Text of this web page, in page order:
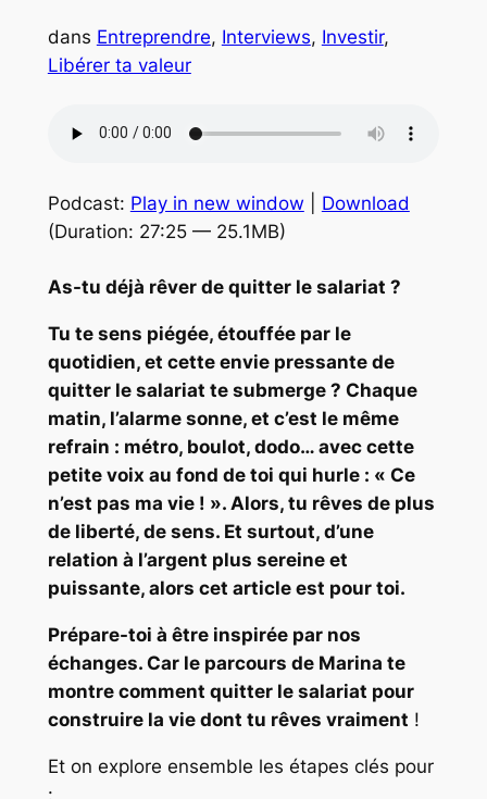
dans Entreprendre, Interviews, Investir
Libérer ta valeur
Podcast: Play in new window
Download
(Duration: 27:25 — 25.1MB)
As-tu déjà rêver de quitter le salariat ?
Tu te sens piégée, étouffée par le
quotidien, et cette envie pressante de
quitter le salariat te submerge ? Chaque
matin, l’alarme sonne, et c’est le même
refrain : métro, boulot, dodo… avec cette
petite voix au fond de toi qui hurle : « Ce
n’est pas ma vie ! ». Alors, tu rêves de plus
de liberté, de sens. Et surtout, d’une
relation à l’argent plus sereine et
puissante, alors cet article est pour toi.
Prépare-toi à être inspirée par nos
échanges. Car le parcours de Marina te
montre comment quitter le salariat pour
construire la vie dont tu rêves vraiment !
Et on explore ensemble les étapes clés pour
: